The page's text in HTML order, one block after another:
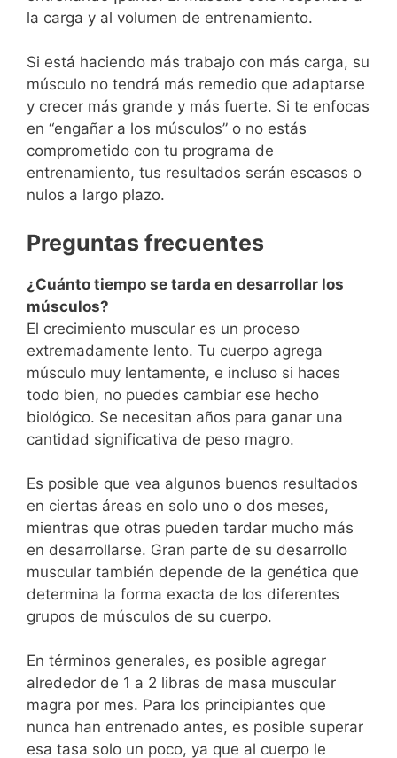
la carga y al volumen de entrenamiento.
Si está haciendo más trabajo con más carga, su
músculo no tendrá más remedio que adaptarse
y crecer más grande y más fuerte. Si te enfocas
en “engañar a los músculos” o no estás
comprometido con tu programa de
entrenamiento, tus resultados serán escasos o
nulos a largo plazo.
Preguntas frecuentes
¿Cuánto tiempo se tarda en desarrollar los
músculos?
El crecimiento muscular es un proceso
extremadamente lento. Tu cuerpo agrega
músculo muy lentamente, e incluso si haces
todo bien, no puedes cambiar ese hecho
biológico. Se necesitan años para ganar una
cantidad significativa de peso magro.
Es posible que vea algunos buenos resultados
en ciertas áreas en solo uno o dos meses,
mientras que otras pueden tardar mucho más
en desarrollarse. Gran parte de su desarrollo
muscular también depende de la genética que
determina la forma exacta de los diferentes
grupos de músculos de su cuerpo.
En términos generales, es posible agregar
alrededor de 1 a 2 libras de masa muscular
magra por mes. Para los principiantes que
nunca han entrenado antes, es posible superar
esa tasa solo un poco, ya que al cuerpo le